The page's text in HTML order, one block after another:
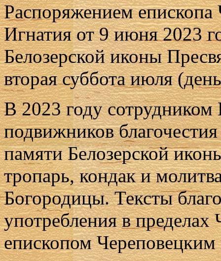
Распоряжением епископа
Игнатия от 9 июня 2023
Белозерской иконы
вторая суббота июля
В 2023 году
подвижников
памяти Белозерской
тропарь, кондак и
Богородицы. Тексты
употребления в
епископом